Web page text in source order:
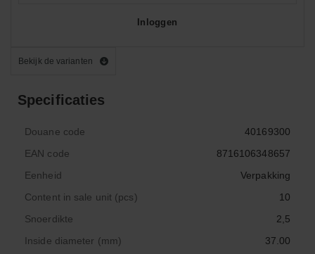
Bekijk de varianten
Specificaties
Douane code
40169300
EAN code
8716106348657
Eenheid
Verpakking
Content in sale unit (pcs)
10
Snoerdikte
2,5
Inside diameter (mm)
37.00
Inloggen